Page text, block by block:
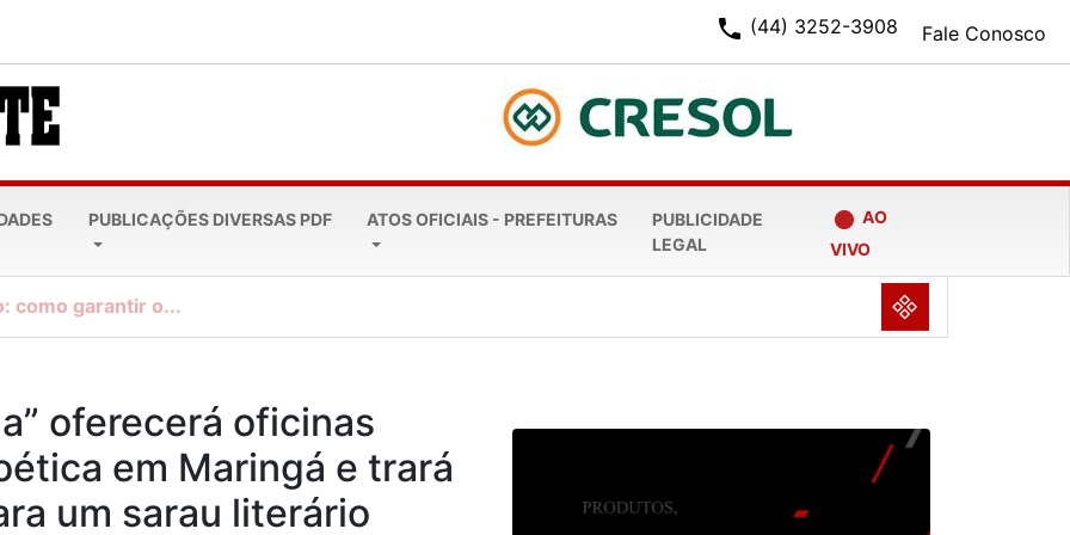
Fale Conosco
phone (44) 3252-3908
PUBLICAÇÕES DIVERSAS PDF ATOS OFICIAIS - PREFEITURAS
PUBLICIDADE
LEGAL
fiber_manual_record AO
VIVO
como garantir o... NULL
oferecerá oficinas
em Maringá e trará
um sarau literário